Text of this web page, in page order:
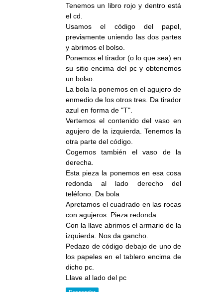
Tenemos un libro rojo y dentro está
el cd.
Usamos el código del papel,
previamente uniendo las dos partes
y abrimos el bolso.
Ponemos el tirador (o lo que sea) en
su sitio encima del pc y obtenemos
un bolso.
La bola la ponemos en el agujero de
enmedio de los otros tres. Da tirador
azul en forma de "T".
Vertemos el contenido del vaso en
agujero de la izquierda. Tenemos la
otra parte del código.
Cogemos también el vaso de la
derecha.
Esta pieza la ponemos en esa cosa
redonda al lado derecho del
teléfono. Da bola
Apretamos el cuadrado en las rocas
con agujeros. Pieza redonda.
Con la llave abrimos el armario de la
izquierda. Nos da gancho.
Pedazo de código debajo de uno de
los papeles en el tablero encima de
dicho pc.
Llave al lado del pc